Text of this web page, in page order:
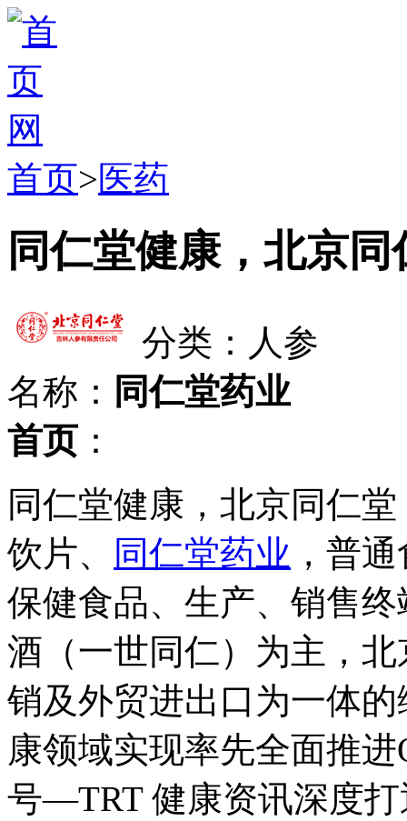
首页>医药
同仁堂健康，北京同
分类：人参
名称： 同仁堂药业
首页 ：
同仁堂健康，北京同仁
饮片、
同仁堂药业 ，普
保健食品、生产、销售
酒（一世同仁）为主，
销及外贸进出口为一体
康领域实现率先全面推
号—TRT 健康资讯深度